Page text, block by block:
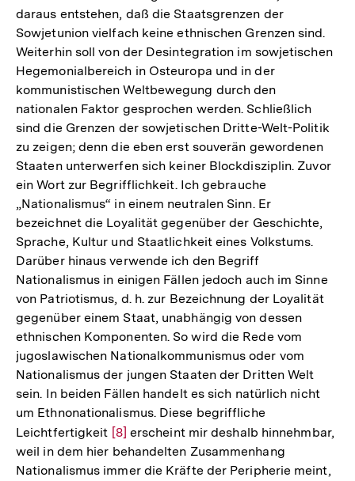
daraus entstehen, daß die Staatsgrenzen der
Sowjetunion vielfach keine ethnischen Grenzen sind.
Weiterhin soll von der Desintegration im sowjetischen
Hegemonialbereich in Osteuropa und in der
kommunistischen Weltbewegung durch den
nationalen Faktor gesprochen werden. Schließlich
sind die Grenzen der sowjetischen Dritte-Welt-Politik
zu zeigen; denn die eben erst souverän gewordenen
Staaten unterwerfen sich keiner Blockdisziplin. Zuvor
ein Wort zur Begrifflichkeit. Ich gebrauche
„Nationalismus“ in einem neutralen Sinn. Er
bezeichnet die Loyalität gegenüber der Geschichte,
Sprache, Kultur und Staatlichkeit eines Volkstums.
Darüber hinaus verwende ich den Begriff
Nationalismus in einigen Fällen jedoch auch im Sinne
von Patriotismus, d. h. zur Bezeichnung der Loyalität
gegenüber einem Staat, unabhängig von dessen
ethnischen Komponenten. So wird die Rede vom
jugoslawischen Nationalkommunismus oder vom
Nationalismus der jungen Staaten der Dritten Welt
sein. In beiden Fällen handelt es sich natürlich nicht
um Ethnonationalismus. Diese begriffliche
Leichtfertigkeit Zur
Auflösung
der
[8] erscheint mir deshalb hinnehmbar,
weil in dem hier behandelten Zusammenhang
Nationalismus immer die Kräfte der Peripherie meint,